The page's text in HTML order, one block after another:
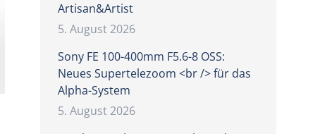
Artisan&Artist
5. August 2026
Sony FE 100-400mm F5.6-8 OSS:
Neues Supertelezoom <br /> für das
Alpha-System
5. August 2026